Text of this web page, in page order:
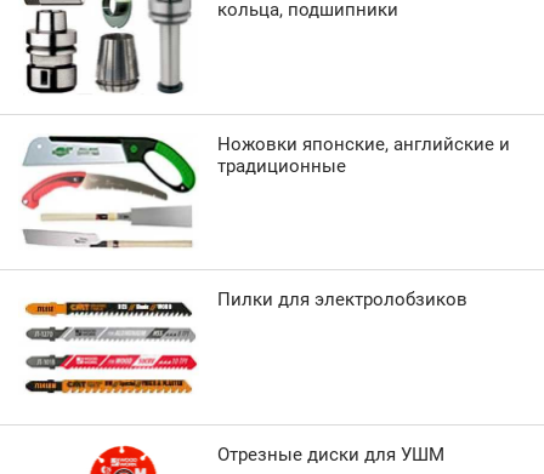
кольца, подшипники
Ножовки японские, английские и
традиционные
Пилки для электролобзиков
Отрезные диски для УШМ